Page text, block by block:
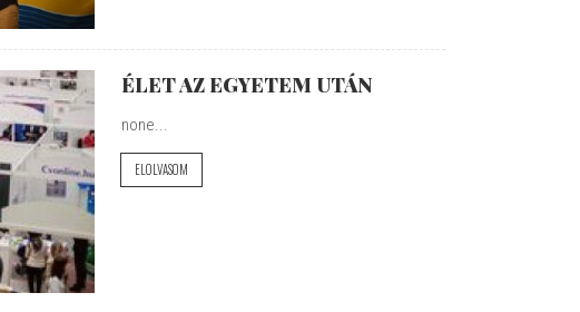
ÉLET AZ EGYETEM UTÁN
none...
ELOLVASOM